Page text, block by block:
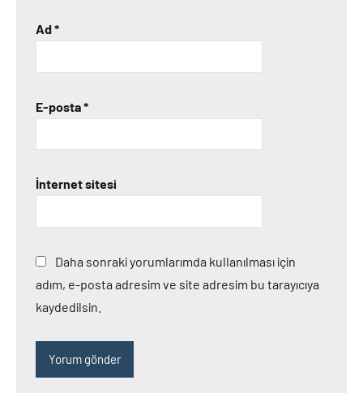
Ad*
E-posta*
İnternet sitesi
Daha sonraki yorumlarımda kullanılması için
adım, e-posta adresim ve site adresim bu tarayıcıya
kaydedilsin.